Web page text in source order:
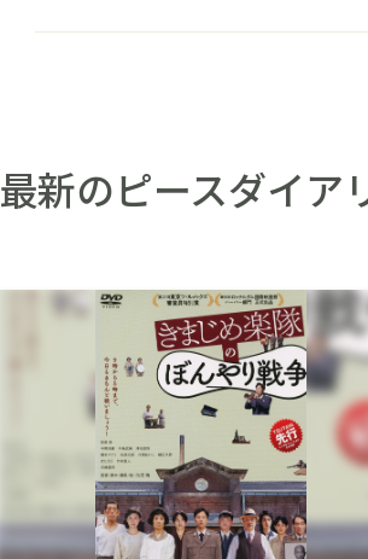
最新のピースダイア